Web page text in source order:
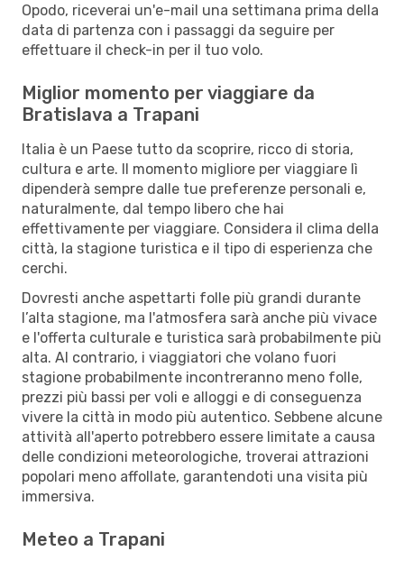
Opodo, riceverai un'e-mail una settimana prima della
data di partenza con i passaggi da seguire per
effettuare il check-in per il tuo volo.
Miglior momento per viaggiare da
Bratislava a Trapani
Italia è un Paese tutto da scoprire, ricco di storia,
cultura e arte. Il momento migliore per viaggiare lì
dipenderà sempre dalle tue preferenze personali e,
naturalmente, dal tempo libero che hai
effettivamente per viaggiare. Considera il clima della
città, la stagione turistica e il tipo di esperienza che
cerchi.
Dovresti anche aspettarti folle più grandi durante
l’alta stagione, ma l'atmosfera sarà anche più vivace
e l'offerta culturale e turistica sarà probabilmente più
alta. Al contrario, i viaggiatori che volano fuori
stagione probabilmente incontreranno meno folle,
prezzi più bassi per voli e alloggi e di conseguenza
vivere la città in modo più autentico. Sebbene alcune
attività all'aperto potrebbero essere limitate a causa
delle condizioni meteorologiche, troverai attrazioni
popolari meno affollate, garantendoti una visita più
immersiva.
Meteo a Trapani